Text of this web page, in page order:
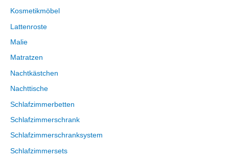
Kosmetikmöbel
Lattenroste
Malie
Matratzen
Nachtkästchen
Nachttische
Schlafzimmerbetten
Schlafzimmerschrank
Schlafzimmerschranksystem
Schlafzimmersets